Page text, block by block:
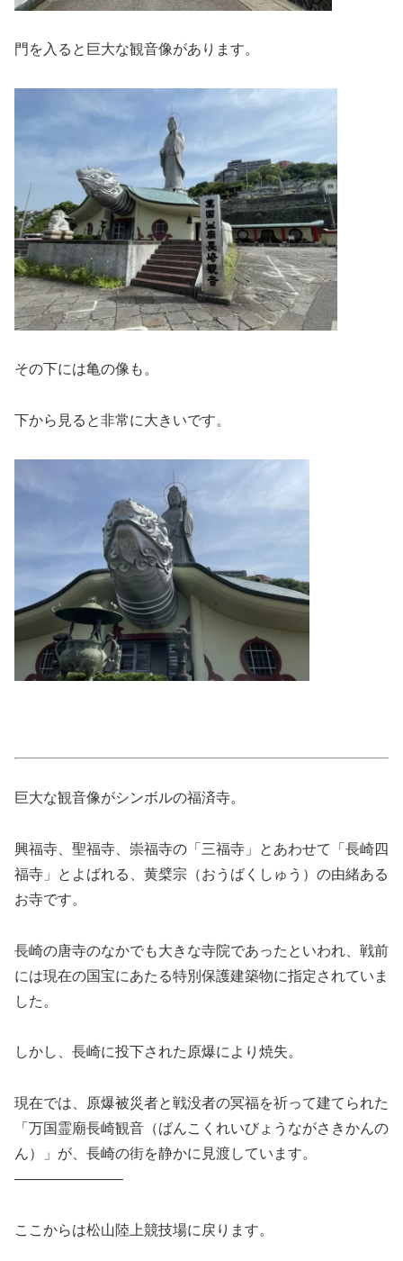
門を入ると巨大な観音像があります。
その下には亀の像も。
下から見ると非常に大きいです。
巨大な観音像がシンボルの福済寺。
興福寺、聖福寺、崇福寺の「三福寺」とあわせて「長崎四
福寺」とよばれる、黄檗宗（おうばくしゅう）の由緒ある
お寺です。
長崎の唐寺のなかでも大きな寺院であったといわれ、戦前
には現在の国宝にあたる特別保護建築物に指定されていま
した。
しかし、長崎に投下された原爆により焼失。
現在では、原爆被災者と戦没者の冥福を祈って建てられた
「万国霊廟長崎観音（ばんこくれいびょうながさきかんの
ん）」が、長崎の街を静かに見渡しています。
———————–
ここからは松山陸上競技場に戻ります。